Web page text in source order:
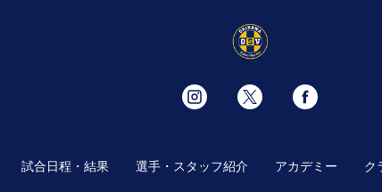
試合日程・結果 選手・スタッフ紹介 アカデミー ク